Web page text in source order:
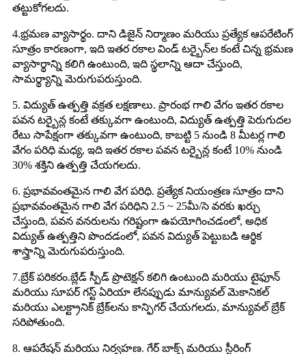
తట్టుకోగలదు.
4.భ్రమణ వ్యాసార్థం. దాని డిజైన్ నిర్మాణం మరియు ప్రత్యేక ఆపరేటింగ్
సూత్రం కారణంగా, ఇది ఇతర రకాల విండ్ టర్బైన్‌ల కంటే చిన్న భ్రమణ
వ్యాసార్థాన్ని కలిగి ఉంటుంది, ఇది స్థలాన్ని ఆదా చేస్తుంది,
సామర్థ్యాన్ని మెరుగుపరుస్తుంది.
5. విద్యుత్ ఉత్పత్తి వక్రత లక్షణాలు. ప్రారంభ గాలి వేగం ఇతర రకాల
పవన టర్బైన్ల కంటే తక్కువగా ఉంటుంది, విద్యుత్ ఉత్పత్తి పెరుగుదల
రేటు సాపేక్షంగా తక్కువగా ఉంటుంది, కాబట్టి 5 నుండి 8 మీటర్ల గాలి
వేగం పరిధి మధ్య, ఇది ఇతర రకాల పవన టర్బైన్ల కంటే 10% నుండి
30% శక్తిని ఉత్పత్తి చేయగలదు.
6. ప్రభావవంతమైన గాలి వేగ పరిధి. ప్రత్యేక నియంత్రణ సూత్రం దాని
ప్రభావవంతమైన గాలి వేగ పరిధిని 2.5 ~ 25మీ/సె వరకు ఖర్చు
చేస్తుంది, పవన వనరులను గరిష్టంగా ఉపయోగించడంలో, అధిక
విద్యుత్ ఉత్పత్తిని పొందడంలో, పవన విద్యుత్ పెట్టుబడి ఆర్థిక
శాస్త్రాన్ని మెరుగుపరుస్తుంది.
7.బ్రేక్ పరికరం.బ్లేడ్ స్పీడ్ ప్రొటెక్షన్ కలిగి ఉంటుంది మరియు టైఫూన్
మరియు సూపర్ గస్ట్ ఏరియా లేనప్పుడు మాన్యువల్ మెకానికల్
మరియు ఎలక్ట్రానిక్ బ్రేక్‌లను కాన్ఫిగర్ చేయగలదు, మాన్యువల్ బ్రేక్
సరిపోతుంది.
8. ఆపరేషన్ మరియు నిర్వహణ. గేర్ బాక్స్ మరియు స్టీరింగ్